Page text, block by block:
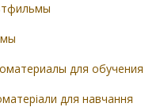
для обучения
для навчання